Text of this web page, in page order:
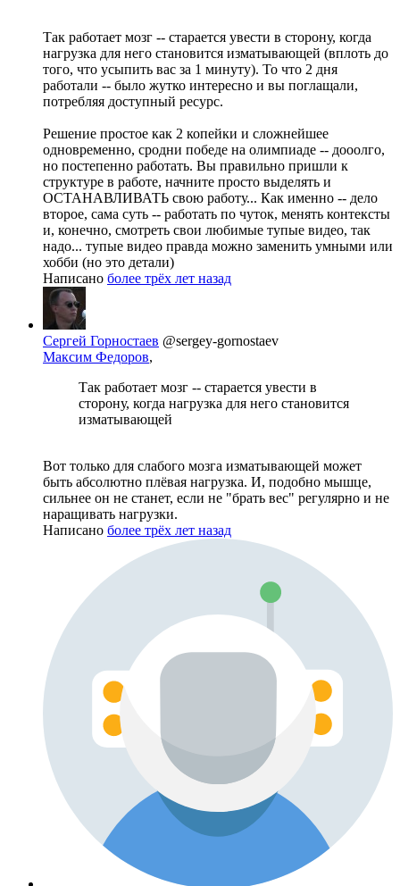
Так работает мозг -- старается увести в сторону, когда
нагрузка для него становится изматывающей (вплоть до
того, что усыпить вас за 1 минуту). То что 2 дня
работали -- было жутко интересно и вы поглащали,
потребляя доступный ресурс.
Решение простое как 2 копейки и сложнейшее
одновременно, сродни победе на олимпиаде -- дооолго,
но постепенно работать. Вы правильно пришли к
структуре в работе, начните просто выделять и
ОСТАНАВЛИВАТЬ свою работу... Как именно -- дело
второе, сама суть -- работать по чуток, менять контексты
и, конечно, смотреть свои любимые тупые видео, так
надо... тупые видео правда можно заменить умными или
хобби (но это детали)
Написано более трёх лет назад
Сергей Горностаев @sergey-gornostaev
Максим Федоров,
Так работает мозг -- старается увести в
сторону, когда нагрузка для него становится
изматывающей
Вот только для слабого мозга изматывающей может
быть абсолютно плёвая нагрузка. И, подобно мышце,
сильнее он не станет, если не "брать вес" регулярно и не
наращивать нагрузки.
Написано более трёх лет назад